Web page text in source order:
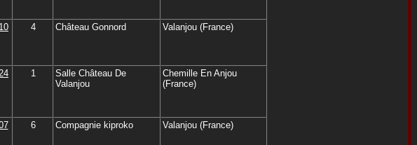
4 Château Gonnord Valanjou (France)
1
Salle Château De
Valanjou
Chemille En Anjou
(France)
6 Compagnie kiproko Valanjou (France)